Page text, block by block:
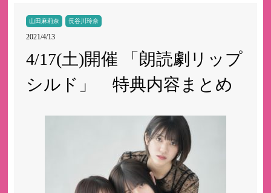
山田麻莉奈 長谷川玲奈
2021/4/13
4/17(土)開催 「朗読劇リップ
シルド」 特典内容まとめ